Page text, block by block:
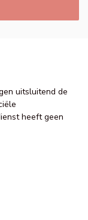
uitsluitend de
heeft geen